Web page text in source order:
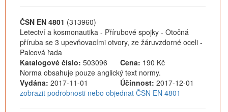
ČSN EN 4801 (313960)
Letectví a kosmonautika - Přírubové spojky - Otočná
příruba se 3 upevňovacími otvory, ze žáruvzdorné oceli -
Palcová řada
Katalogové číslo: 503096 Cena: 190 Kč
Norma obsahuje pouze anglický text normy.
Vydána: 2017-11-01 Účinnost: 2017-12-01
zobrazit podrobnosti nebo objednat ČSN EN 4801